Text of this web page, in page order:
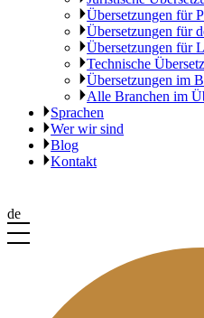
Übersetzungen für
Übersetzungen für
Übersetzungen für
Technische
Übersetzungen im
Alle Branchen im
Sprachen
Wer wir sind
Blog
Kontakt
de